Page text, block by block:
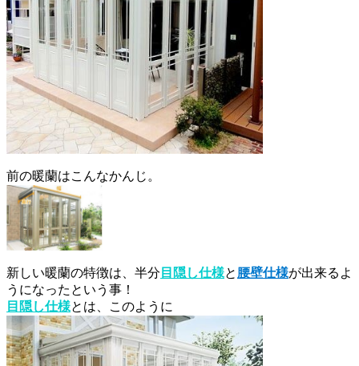
前の暖蘭はこんなかんじ。
新しい暖蘭の特徴は、半分 目隠し仕様と 腰壁仕様が出来るよ
うになったという事！
目隠し仕様とは、このように